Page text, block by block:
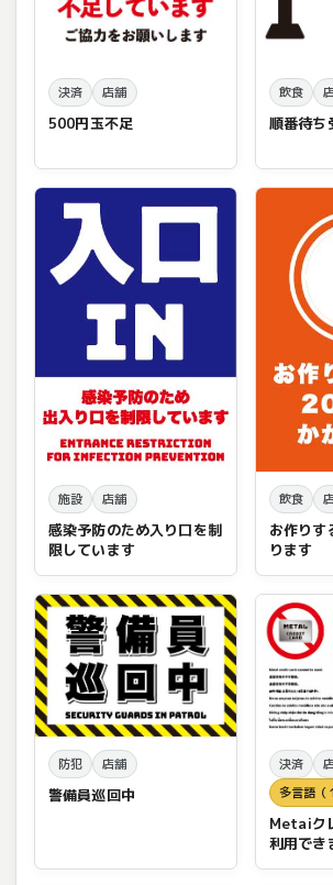
決済 店舗
500円玉不足
飲食
順番待ち
施設 店舗
感染予防のため入り口を制
限しています
飲食
お作りす
ります
防犯 店舗
警備員巡回中
決済
多言語（
Metaiク
利用でき